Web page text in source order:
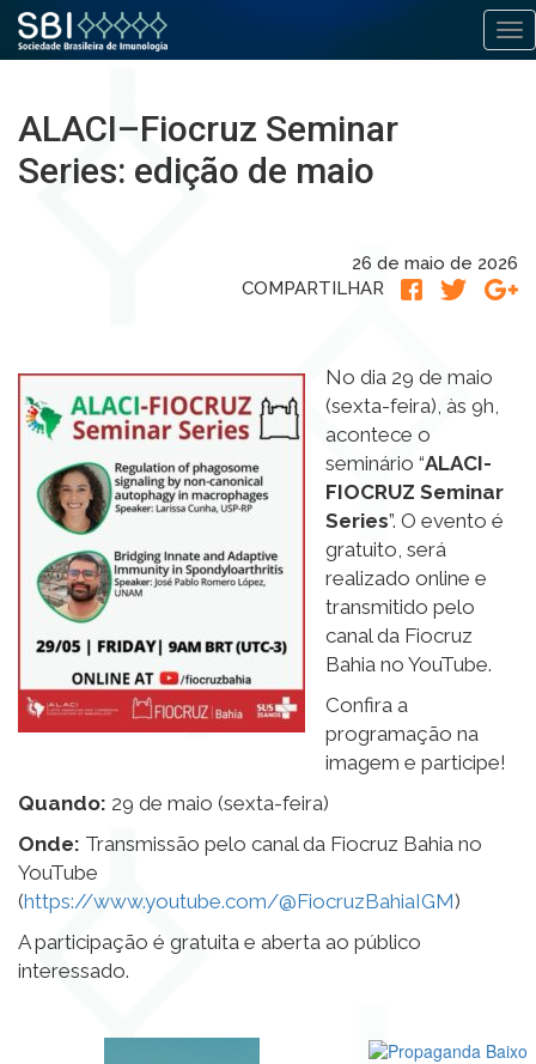
o
conteúdo
ALACI–Fiocruz Seminar
Series: edição de maio
26 de maio de 2026
COMPARTILHAR
No dia 29 de maio
(sexta-feira), às 9h,
acontece o
seminário “ALACI-
FIOCRUZ Seminar
Series”. O evento é
gratuito, será
realizado online e
transmitido pelo
canal da Fiocruz
Bahia no YouTube.
Confira a
programação na
imagem e participe!
Quando: 29 de maio (sexta-feira)
Onde: Transmissão pelo canal da Fiocruz Bahia no
YouTube
(https://www.youtube.com/@FiocruzBahiaIGM)
A participação é gratuita e aberta ao público
interessado.